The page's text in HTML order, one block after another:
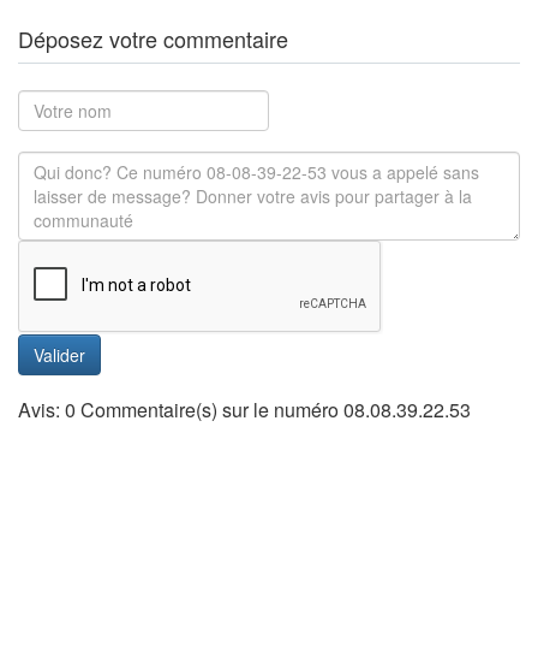
Déposez votre commentaire
Valider
Avis: 0 Commentaire(s) sur le numéro 08.08.39.22.53